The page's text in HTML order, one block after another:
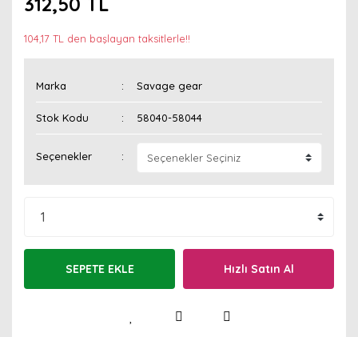
104,17 TL den başlayan taksitlerle!!
Marka Savage gear
Stok Kodu 58040-58044
Seçenekler
SEPETE EKLE Hızlı Satın Al